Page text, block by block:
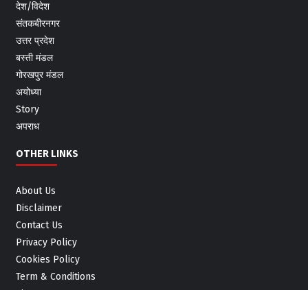
देश/विदेश
संतकबीरनगर
उत्तर प्रदेश
बस्ती मंडल
गोरखपुर मंडल
अयोध्या
Story
अपराध
OTHER LINKS
About Us
Disclaimer
Contact Us
Privacy Policy
Cookies Policy
Term & Conditions